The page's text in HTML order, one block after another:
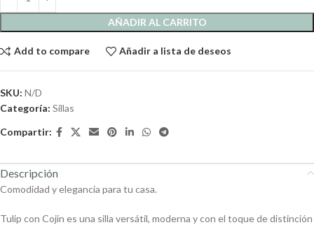
AÑADIR AL CARRITO
Add to compare Añadir a lista de deseos
SKU: N/D
Categoría: Sillas
Compartir:
Descripción
Comodidad y elegancia para tu casa.
Tulip con Cojín es una silla versátil, moderna y con el toque de distinción